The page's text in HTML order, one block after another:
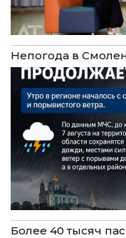
Непогода в
Более 40 тысяч